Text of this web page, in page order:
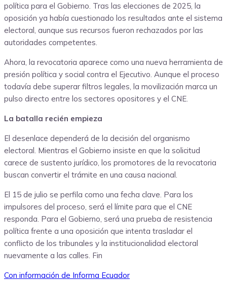
política para el Gobierno. Tras las elecciones de 2025, la
oposición ya había cuestionado los resultados ante el sistema
electoral, aunque sus recursos fueron rechazados por las
autoridades competentes.
Ahora, la revocatoria aparece como una nueva herramienta de
presión política y social contra el Ejecutivo. Aunque el proceso
todavía debe superar filtros legales, la movilización marca un
pulso directo entre los sectores opositores y el CNE.
La batalla recién empieza
El desenlace dependerá de la decisión del organismo
electoral. Mientras el Gobierno insiste en que la solicitud
carece de sustento jurídico, los promotores de la revocatoria
buscan convertir el trámite en una causa nacional.
El 15 de julio se perfila como una fecha clave. Para los
impulsores del proceso, será el límite para que el CNE
responda. Para el Gobierno, será una prueba de resistencia
política frente a una oposición que intenta trasladar el
conflicto de los tribunales y la institucionalidad electoral
nuevamente a las calles. Fin
Con información de Informa Ecuador